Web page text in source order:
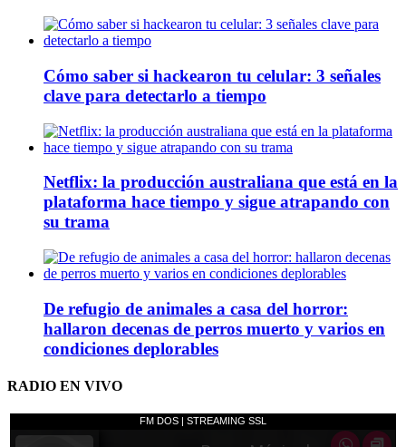
Cómo saber si hackearon tu celular: 3 señales
clave para detectarlo a tiempo
Netflix: la producción australiana que está en la
plataforma hace tiempo y sigue atrapando con
su trama
De refugio de animales a casa del horror:
hallaron decenas de perros muerto y varios en
condiciones deplorables
RADIO EN VIVO